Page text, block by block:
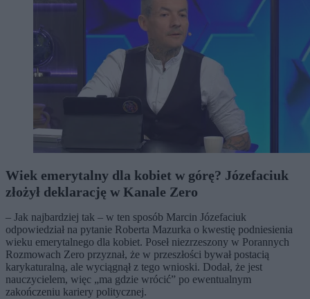
Wiek emerytalny dla kobiet w górę? Józefaciuk
złożył deklarację w Kanale Zero
– Jak najbardziej tak – w ten sposób Marcin Józefaciuk
odpowiedział na pytanie Roberta Mazurka o kwestię podniesienia
wieku emerytalnego dla kobiet. Poseł niezrzeszony w Porannych
Rozmowach Zero przyznał, że w przeszłości bywał postacią
karykaturalną, ale wyciągnął z tego wnioski. Dodał, że jest
nauczycielem, więc „ma gdzie wrócić” po ewentualnym
zakończeniu kariery politycznej.